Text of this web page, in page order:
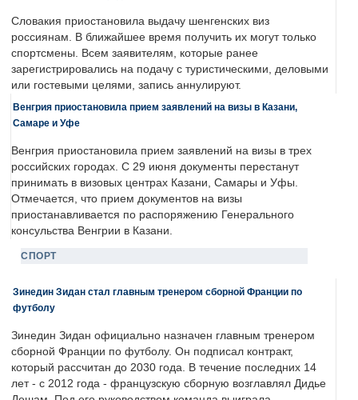
Словакия приостановила выдачу шенгенских виз
россиянам. В ближайшее время получить их могут только
спортсмены. Всем заявителям, которые ранее
зарегистрировались на подачу с туристическими, деловыми
или гостевыми целями, запись аннулируют.
Венгрия приостановила прием заявлений на визы в Казани,
Самаре и Уфе
Венгрия приостановила прием заявлений на визы в трех
российских городах. С 29 июня документы перестанут
принимать в визовых центрах Казани, Самары и Уфы.
Отмечается, что прием документов на визы
приостанавливается по распоряжению Генерального
консульства Венгрии в Казани.
СПОРТ
Зинедин Зидан стал главным тренером сборной Франции по
футболу
Зинедин Зидан официально назначен главным тренером
сборной Франции по футболу. Он подписал контракт,
который рассчитан до 2030 года. В течение последних 14
лет - с 2012 года - французскую сборную возглавлял Дидье